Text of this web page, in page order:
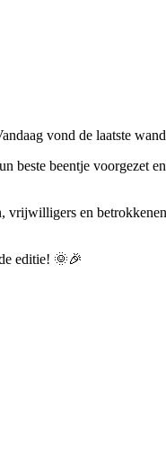
vond de laatste
beste beentje
en
editie! 🌞🎉